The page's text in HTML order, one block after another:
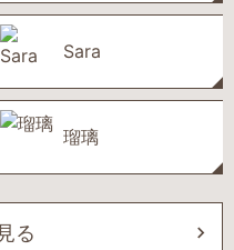
Sara
瑠璃
る